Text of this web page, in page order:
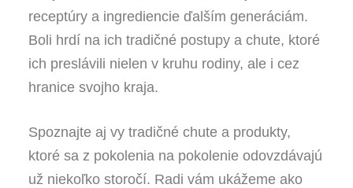
receptúry a ingrediencie ďalším generáciám.
Boli hrdí na ich tradičné postupy a chute, ktoré
ich preslávili nielen v kruhu rodiny, ale i cez
hranice svojho kraja.
Spoznajte aj vy tradičné chute a produkty,
ktoré sa z pokolenia na pokolenie odovzdávajú
už niekoľko storočí. Radi vám ukážeme ako